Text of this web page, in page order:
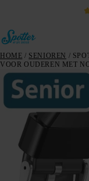
HOME / SENIOREN /
VOOR OUDEREN MET